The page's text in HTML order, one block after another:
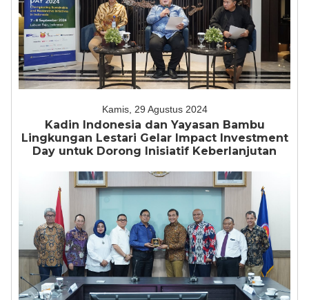
Kamis, 29 Agustus 2024
Kadin Indonesia dan Yayasan Bambu
Lingkungan Lestari Gelar Impact Investment
Day untuk Dorong Inisiatif Keberlanjutan